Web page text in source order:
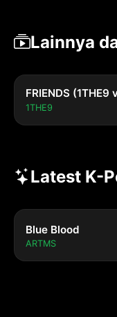
Lainnya
FRIENDS (1THE9
1THE9
Latest K-
Blue Blood
ARTMS